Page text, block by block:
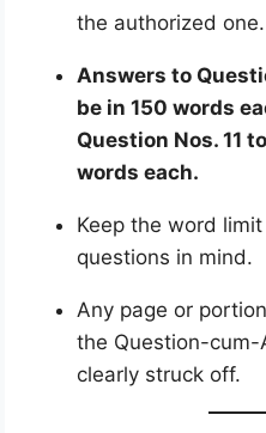
the authorized one.
Answers to
be in 150 words
Question Nos. 11
words each.
Keep the word
questions in mind.
Any page or
the Question-
clearly struck off.